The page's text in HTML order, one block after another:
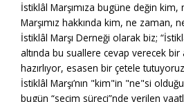
İstiklâl Marşımıza bugüne değin kim,
Marşımız hakkında kim, ne zaman,
İstiklâl Marşı Derneği olarak biz;
altında bu suallere cevap verecek bir
hazırlıyor, esasen bir çetele
İstiklâl Marşı’nın "kim"in "ne"si
bugün “seçim süreci”nde verilen